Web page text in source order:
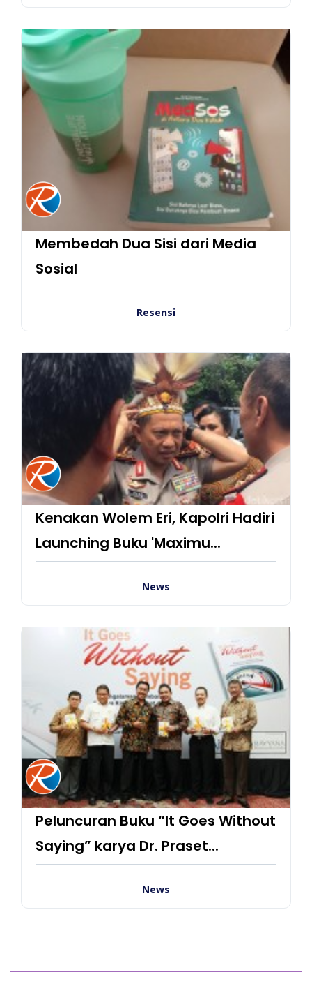
Membedah Dua Sisi dari Media
Sosial
Resensi
Kenakan Wolem Eri, Kapolri Hadiri
Launching Buku 'Maximu...
News
Peluncuran Buku “It Goes Without
Saying” karya Dr. Praset...
News